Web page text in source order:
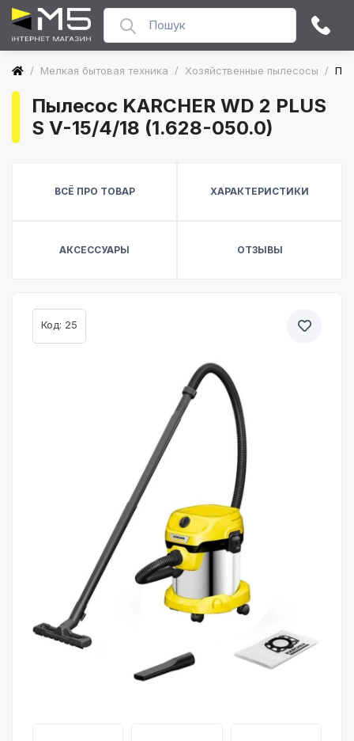
/ Мелкая бытовая техника / Хозяйственные пылесосы /
Пылесос KARCHER WD 2 PLUS
S V-15/4/18 (1.628-050.0)
ВСЁ ПРО ТОВАР ХАРАКТЕРИСТИКИ
АКСЕССУАРЫ ОТЗЫВЫ
Код: 25